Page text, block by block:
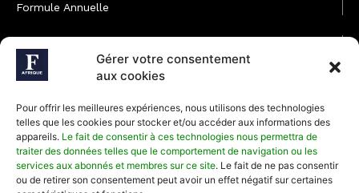
Gérer votre consentement
aux cookies
Pour offrir les meilleures expériences, nous utilisons des technologies
telles que les cookies pour stocker et/ou accéder aux informations des
appareils. Le fait de consentir à ces technologies nous permettra de
traiter des données telles que le comportement de navigation ou les
services aux abonnés et membres sur ce site. Le fait de ne pas consentir
ou de retirer son consentement peut avoir un effet négatif sur certaines
Formule Annuelle
JOINDRE L'ÉQUIPE
Rédaction
Développement commercial
Communiquer avec Forbes Afrique
Média Kit 2026